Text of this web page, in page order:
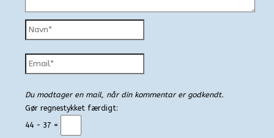
Navn*
Email*
Du modtager en mail, når din kommentar er godkendt.
Gør regnestykket færdigt:
44 − 37 =